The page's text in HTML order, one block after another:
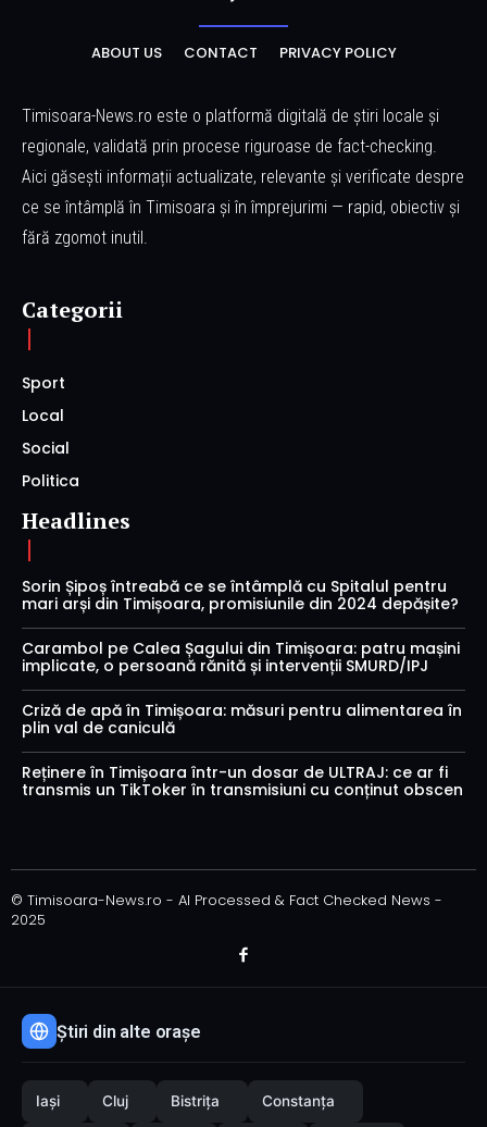
ABOUT US CONTACT PRIVACY POLICY
Timisoara-News.ro este o platformă digitală de știri locale și
regionale, validată prin procese riguroase de fact-checking.
Aici găsești informații actualizate, relevante și verificate despre
ce se întâmplă în Timisoara și în împrejurimi — rapid, obiectiv și
fără zgomot inutil.
Categorii
Sport
Local
Social
Politica
Headlines
Sorin Șipoș întreabă ce se întâmplă cu Spitalul pentru
mari arși din Timișoara, promisiunile din 2024 depășite?
Carambol pe Calea Șagului din Timișoara: patru mașini
implicate, o persoană rănită și intervenții SMURD/IPJ
Criză de apă în Timișoara: măsuri pentru alimentarea în
plin val de caniculă
Reținere în Timișoara într-un dosar de ULTRAJ: ce ar fi
transmis un TikToker în transmisiuni cu conținut obscen
© Timisoara-News.ro - AI Processed & Fact Checked News -
2025
Știri din alte orașe
Iași Cluj Bistrița Constanța